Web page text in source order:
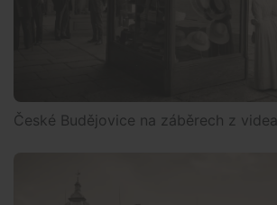
České Budějovice na záběrech z videa